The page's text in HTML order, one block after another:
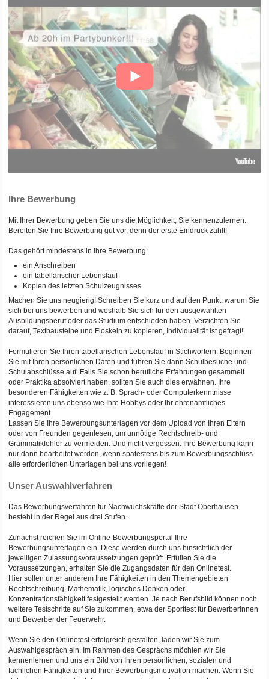
Ihre Bewerbung
Mit Ihrer Bewerbung geben Sie uns die Möglichkeit, Sie kennenzulernen.
Bereiten Sie Ihre Bewerbung gut vor, denn der erste Eindruck zählt!
Das gehört mindestens in Ihre Bewerbung:
ein Anschreiben
ein tabellarischer Lebenslauf
Kopien des letzten Schulzeugnisses
Machen Sie uns neugierig! Schreiben Sie kurz und auf den Punkt, warum Sie
sich bei uns bewerben und weshalb Sie sich für den ausgewählten
Ausbildungsberuf oder das Studium entschieden haben. Verzichten Sie
darauf, Textbausteine und Floskeln zu kopieren, Individualität ist gefragt!
Formulieren Sie Ihren tabellarischen Lebenslauf in Stichwörtern. Beginnen
Sie mit Ihren persönlichen Daten und führen Sie dann Schulbesuche und
Schulabschlüsse auf. Falls Sie schon berufliche Erfahrungen gesammelt
oder Praktika absolviert haben, sollten Sie auch dies erwähnen. Ihre
besonderen Fähigkeiten wie z. B. Sprach- oder Computerkenntnisse
interessieren uns ebenso wie Ihre Hobbys oder Ihr ehrenamtliches
Engagement.
Lassen Sie Ihre Bewerbungsunterlagen vor dem Upload von Ihren Eltern
oder von Freunden gegenlesen, um unnötige Rechtschreib- und
Grammatikfehler zu vermeiden. Und nicht vergessen: Ihre Bewerbung kann
nur dann bearbeitet werden, wenn spätestens bis zum Bewerbungsschluss
alle erforderlichen Unterlagen bei uns vorliegen!
Unser Auswahlverfahren
Das Bewerbungsverfahren für Nachwuchskräfte der Stadt Oberhausen
besteht in der Regel aus drei Stufen.
Zunächst reichen Sie im Online-Bewerbungsportal Ihre
Bewerbungsunterlagen ein. Diese werden durch uns hinsichtlich der
jeweiligen Zulassungsvoraussetzungen geprüft. Erfüllen Sie die
Voraussetzungen, erhalten Sie die Zugangsdaten für den Onlinetest.
Hier sollen unter anderem Ihre Fähigkeiten in den Themengebieten
Rechtschreibung, Mathematik, logisches Denken oder
Konzentrationsfähigkeit festgestellt werden. Je nach Berufsbild können noch
weitere Testschritte auf Sie zukommen, etwa der Sporttest für Bewerberinnen
und Bewerber der Feuerwehr.
Wenn Sie den Onlinetest erfolgreich gestalten, laden wir Sie zum
Auswahlgespräch ein. Im Rahmen des Gesprächs möchten wir Sie
kennenlernen und uns ein Bild von Ihren persönlichen, sozialen und
fachlichen Fähigkeiten und Ihrer Bewerbungsmotivation machen. Wenn Sie